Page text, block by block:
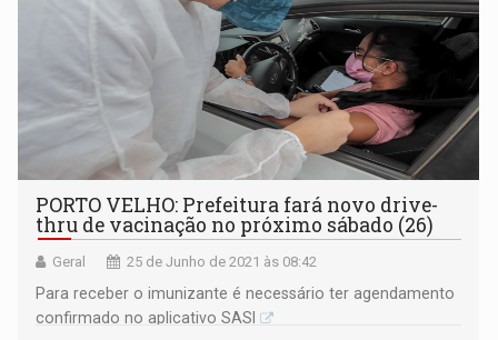
PORTO VELHO: Prefeitura fará novo drive-
thru de vacinação no próximo sábado (26)
Geral 25 de Junho de 2021 às 08:42
Para receber o imunizante é necessário ter agendamento
confirmado no aplicativo SASI